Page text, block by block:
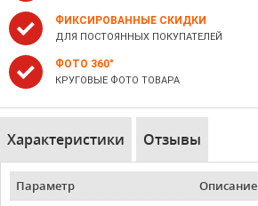
ФИКСИРОВАННЫЕ СКИДКИ
ДЛЯ ПОСТОЯННЫХ ПОКУПАТЕЛЕЙ
ФОТО 360°
КРУГОВЫЕ ФОТО ТОВАРА
Характеристики Отзывы
Параметр
Описание